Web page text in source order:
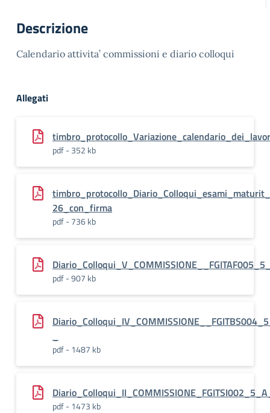
Descrizione
Calendario attivita’ commissioni e diario colloqui
Allegati
pdf - 352 kb
26_con_firma
pdf - 736 kb
pdf - 907 kb
pdf - 1487 kb
pdf - 1473 kb